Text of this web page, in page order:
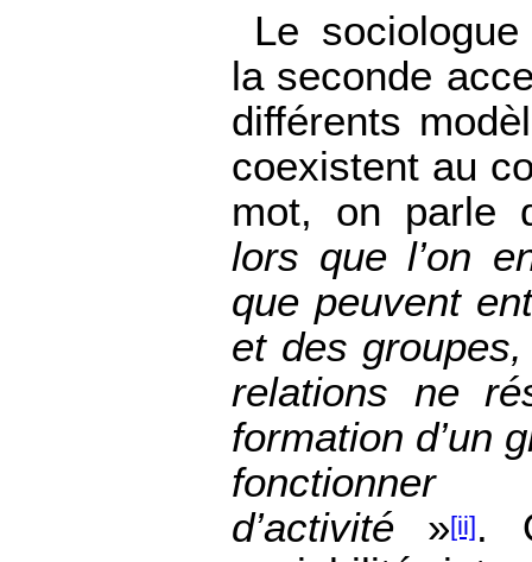
Le sociologue
la seconde
différents
coexistent au
mot, on parle
lors que l’on
que peuvent
et des
relations ne
formation d’un
d’activité »[ii].